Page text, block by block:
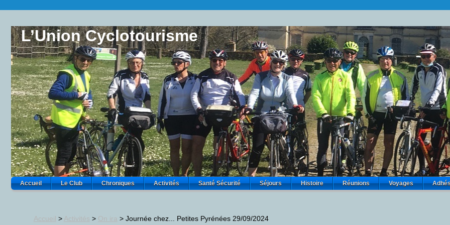
L’Union Cyclotourisme
Accueil Le Club Chroniques Activités Santé Sécurité Séjours Histoire Réunions Voyages
Accueil > Activités > On ira > Journée chez... Petites Pyrénées 29/09/2024